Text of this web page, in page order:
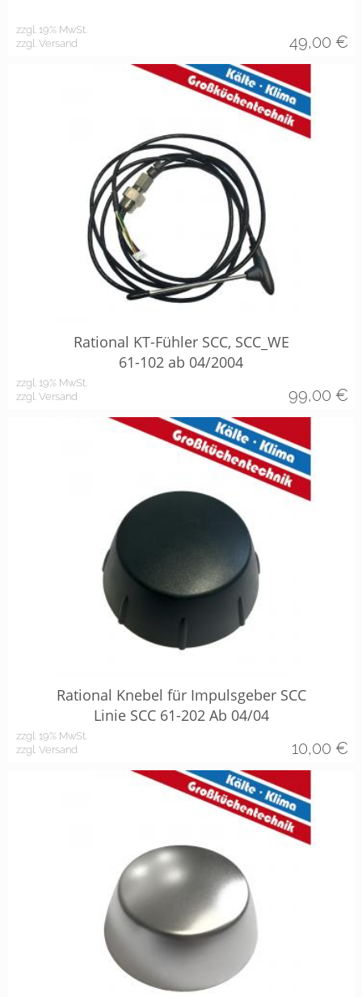
zzgl. 19% MwSt.
zzgl. Versand
49,00 €
Rational KT-Fühler SCC, SCC_WE
61-102 ab 04/2004
zzgl. 19% MwSt.
zzgl. Versand
99,00 €
Rational Knebel für Impulsgeber SCC
Linie SCC 61-202 Ab 04/04
zzgl. 19% MwSt.
zzgl. Versand
10,00 €